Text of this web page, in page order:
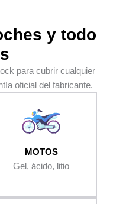
y todo
para cubrir cualquier
oficial del fabricante.
MOTOS
Gel, ácido, litio